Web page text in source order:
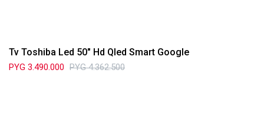
Tv Toshiba Led 50" Hd Qled Smart Google
PYG 3.490.000 PYG 4.362.500